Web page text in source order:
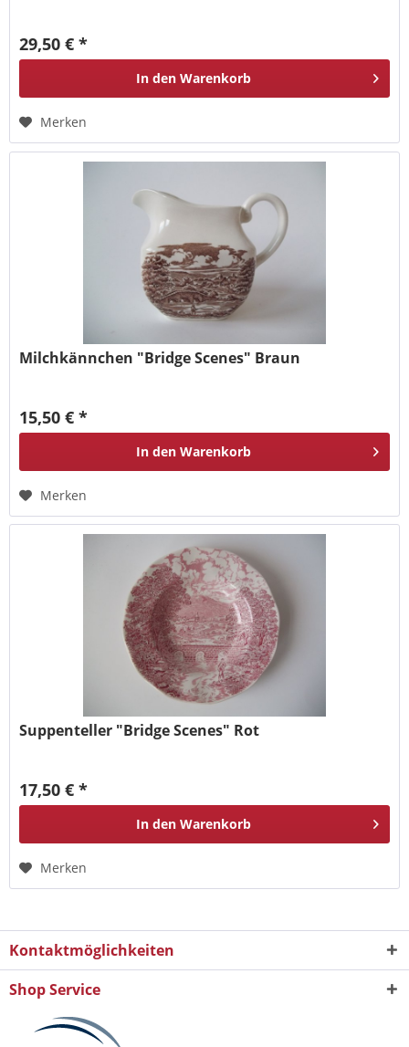
29,50 € *
In den Warenkorb
Merken
Milchkännchen "Bridge Scenes" Braun
15,50 € *
In den Warenkorb
Merken
Suppenteller "Bridge Scenes" Rot
17,50 € *
In den Warenkorb
Merken
Kontaktmöglichkeiten
Shop Service